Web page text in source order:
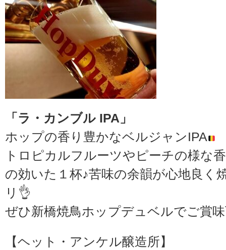
「ラ・カンブル IPA」
ホップの香り豊かなベルジャンIPA
トロピカルフルーツやピーチの様な
の効いた１杯♪苦味の余韻が心地良く
リ👌
ぜひ新橋焼鳥ホップデュベルでご賞
【ヘット・アンケル醸造所】